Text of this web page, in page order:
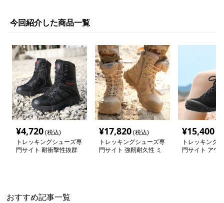
今回紹介した商品一覧
¥4,720(税込)
トレッキングシューズ専
門サイト 耐衝撃性抜群
¥17,820(税込)
トレッキングシューズ専
門サイト 強靭耐久性 ミ
¥15,400
トレッキング
門サイト アウ
おすすめ記事一覧